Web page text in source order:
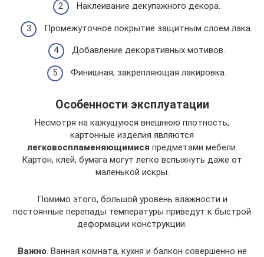
Наклеивание декупажного декора.
Промежуточное покрытие защитным слоем лака.
Добавление декоративных мотивов.
Финишная, закрепляющая лакировка.
Особенности эксплуатации
Несмотря на кажущуюся внешнюю плотность,
картонные изделия являются
легковоспламеняющимися предметами мебели.
Картон, клей, бумага могут легко вспыхнуть даже от
маленькой искры.
Помимо этого, большой уровень влажности и
постоянные перепады температуры приведут к быстрой
деформации конструкции.
Важно . Ванная комната, кухня и балкон совершенно не